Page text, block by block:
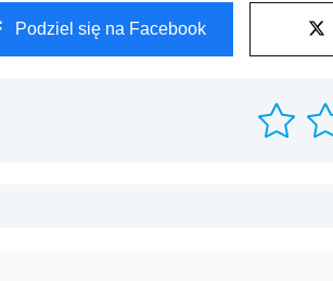
Podziel się na Facebook